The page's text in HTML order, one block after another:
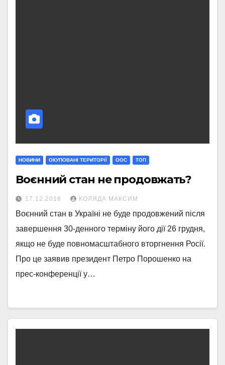
НОВИНИ ОКУПОВАНІ ТЕРИТОРІЇ ООС ТОП
Воєнний стан не продовжать?
17.12.2018 КОЛЯДА МАКСИМ
Воєнний стан в Україні не буде продовжений після
завершення 30-денного терміну його дії 26 грудня,
якщо не буде повномасштабного вторгнення Росії.
Про це заявив президент Петро Порошенко на
прес-конференції у…